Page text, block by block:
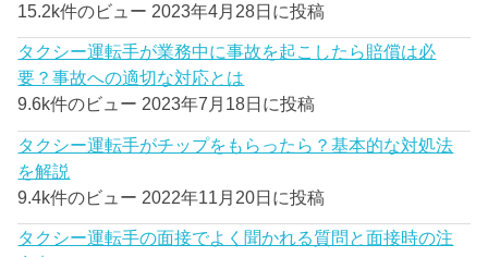
15.2k件のビュー 2023年4月28日に投稿
タクシー運転手が業務中に事故を起こしたら賠償は必
要？事故への適切な対応とは
9.6k件のビュー 2023年7月18日に投稿
タクシー運転手がチップをもらったら？基本的な対処法
を解説
9.4k件のビュー 2022年11月20日に投稿
タクシー運転手の面接でよく聞かれる質問と面接時の注